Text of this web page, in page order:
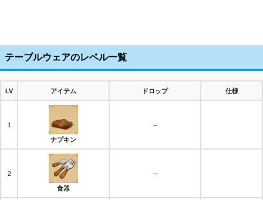
テーブルウェアのレベル一覧
LV アイテム ドロップ 仕様
1
ナプキン
–
2
食器
–